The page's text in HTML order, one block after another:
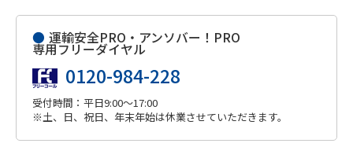
● 運輸安全PRO・アンソバー！PRO
専用フリーダイヤル
0120-984-228
受付時間：平日9:00～17:00
※土、日、祝日、年末年始は休業させていただきます。